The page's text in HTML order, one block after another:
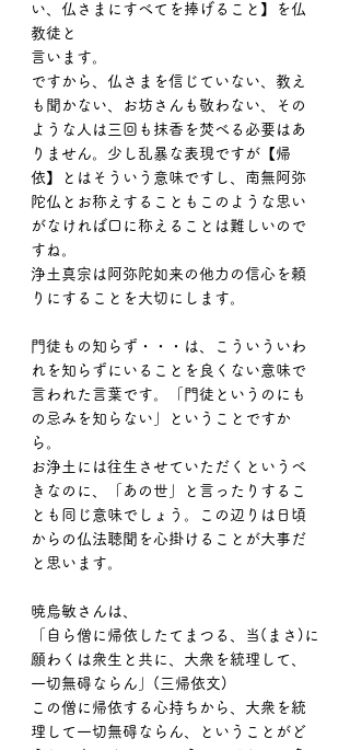
い、仏さまにすべてを捧げること】を仏
教徒と
言います。
ですから、仏さまを信じていない、教え
も聞かない、お坊さんも敬わない、その
ような人は三回も抹香を焚べる必要はあ
りません。少し乱暴な表現ですが【帰
依】とはそういう意味ですし、南無阿弥
陀仏とお称えすることもこのような思い
がなければ口に称えることは難しいので
すね。
浄土真宗は阿弥陀如来の他力の信心を頼
りにすることを大切にします。
門徒もの知らず・・・は、こういういわ
れを知らずにいることを良くない意味で
言われた言葉です。「門徒というのにも
の忌みを知らない」ということですか
ら。
お浄土には往生させていただくというべ
きなのに、「あの世」と言ったりするこ
とも同じ意味でしょう。この辺りは日頃
からの仏法聴聞を心掛けることが大事だ
と思います。
暁烏敏さんは、
「自ら僧に帰依したてまつる、当(まさ)に
願わくは衆生と共に、大衆を統理して、
一切無碍ならん」(三帰依文)
この僧に帰依する心持ちから、大衆を統
理して一切無碍ならん、ということがど